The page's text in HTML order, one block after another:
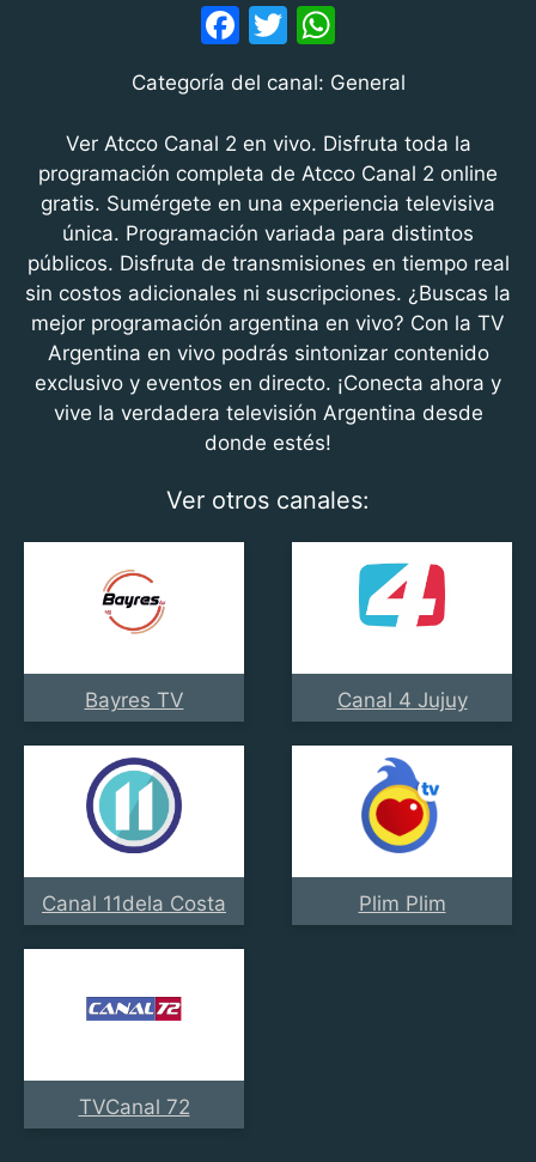
F
a
c
e
b
o
o
k
T
w
itt
er
at
s
A
p
p
Categoría del canal: General
Ver Atcco Canal 2 en vivo. Disfruta toda la
programación completa de Atcco Canal 2 online
gratis. Sumérgete en una experiencia televisiva
única. Programación variada para distintos
públicos. Disfruta de transmisiones en tiempo real
sin costos adicionales ni suscripciones. ¿Buscas la
mejor programación argentina en vivo? Con la TV
Argentina en vivo podrás sintonizar contenido
exclusivo y eventos en directo. ¡Conecta ahora y
vive la verdadera televisión Argentina desde
donde estés!
Ver otros canales:
Bayres TV Canal 4 Jujuy
Canal 11dela Costa Plim Plim
TVCanal 72